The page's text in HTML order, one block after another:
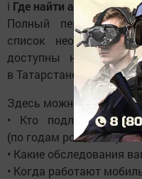
ℹ️ Где найти актуальную
Полный перечень
список необходимых
доступны на
в Татарстане —
Здесь можно узнать:
• Кто подлежит
(по годам рождения);
• Какие обследования
• Когда работают